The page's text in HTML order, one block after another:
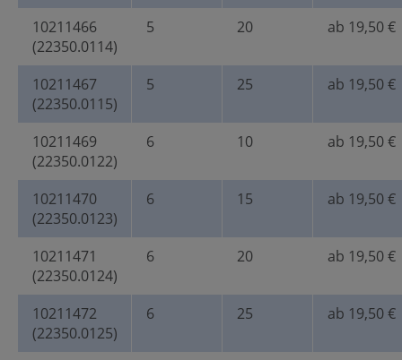
10211466
(22350.0114)
5 20 ab 19,50 €
10211467
(22350.0115)
5 25 ab 19,50 €
10211469
(22350.0122)
6 10 ab 19,50 €
10211470
(22350.0123)
6 15 ab 19,50 €
10211471
(22350.0124)
6 20 ab 19,50 €
10211472
(22350.0125)
6 25 ab 19,50 €